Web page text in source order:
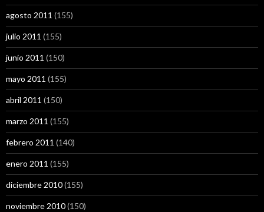
agosto 2011 (155)
julio 2011 (155)
junio 2011 (150)
mayo 2011 (155)
abril 2011 (150)
marzo 2011 (155)
febrero 2011 (140)
enero 2011 (155)
diciembre 2010(155)
noviembre 2010(150)